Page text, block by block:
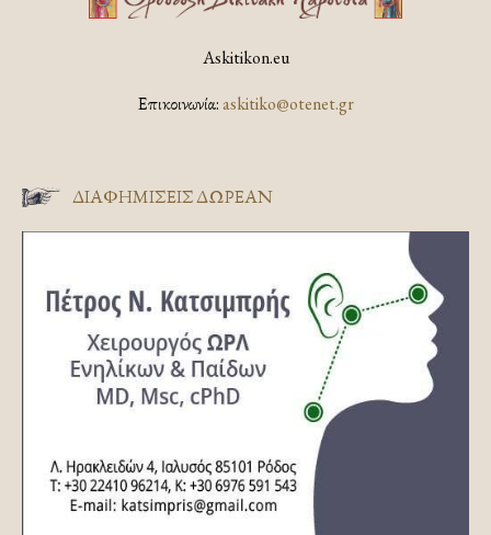
Askitikon.eu
Επικοινωνία:askitiko@otenet.gr
ΔΙΑΦΗΜΊΣΕΙΣ ΔΩΡΕΆΝ